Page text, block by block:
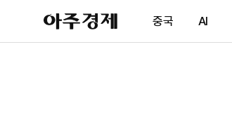
아
주
제
중국 AI